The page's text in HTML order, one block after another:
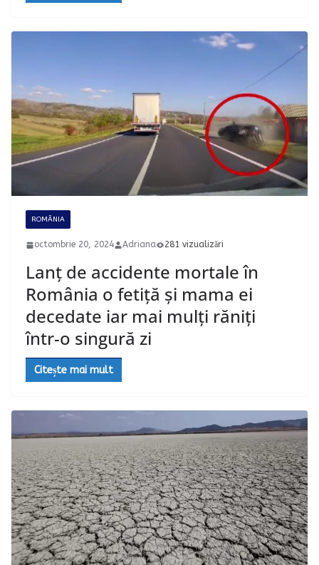
ROMÂNIA
octombrie 20, 2024 Adriana 281 vizualizări
Lanț de accidente mortale în
România o fetiță și mama ei
decedate iar mai mulți răniți
într-o singură zi
Citește mai mult